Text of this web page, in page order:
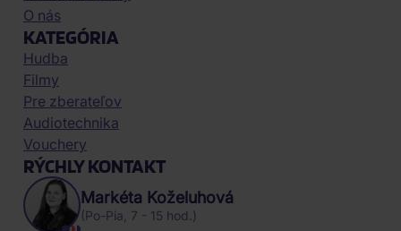
O nás
KATEGÓRIA
Hudba
Filmy
Pre zberateľov
Audiotechnika
Vouchery
RÝCHLY KONTAKT
Markéta Koželuhová
(Po-Pia, 7 - 15 hod.)